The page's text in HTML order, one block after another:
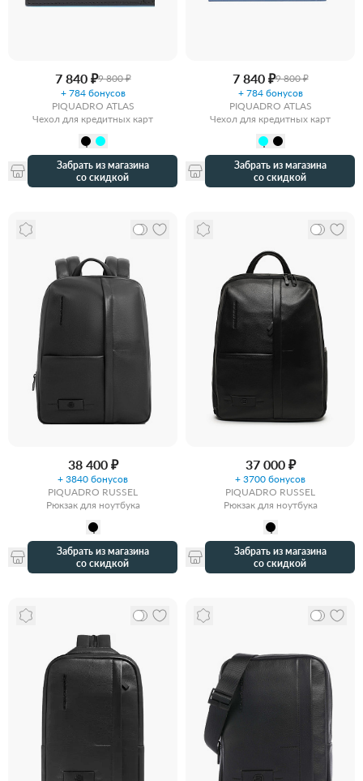
7 840 ₽9 800 ₽
+ 784 бонусов
PIQUADRO ATLAS
Чехол для кредитных карт
Забрать из магазина
со скидкой
7 840 ₽9 800 ₽
+ 784 бонусов
PIQUADRO ATLAS
Чехол для кредитных карт
Забрать из магазина
со скидкой
38 400 ₽
+ 3840 бонусов
PIQUADRO RUSSEL
Рюкзак для ноутбука
Забрать из магазина
со скидкой
37 000 ₽
+ 3700 бонусов
PIQUADRO RUSSEL
Рюкзак для ноутбука
Забрать из магазина
со скидкой